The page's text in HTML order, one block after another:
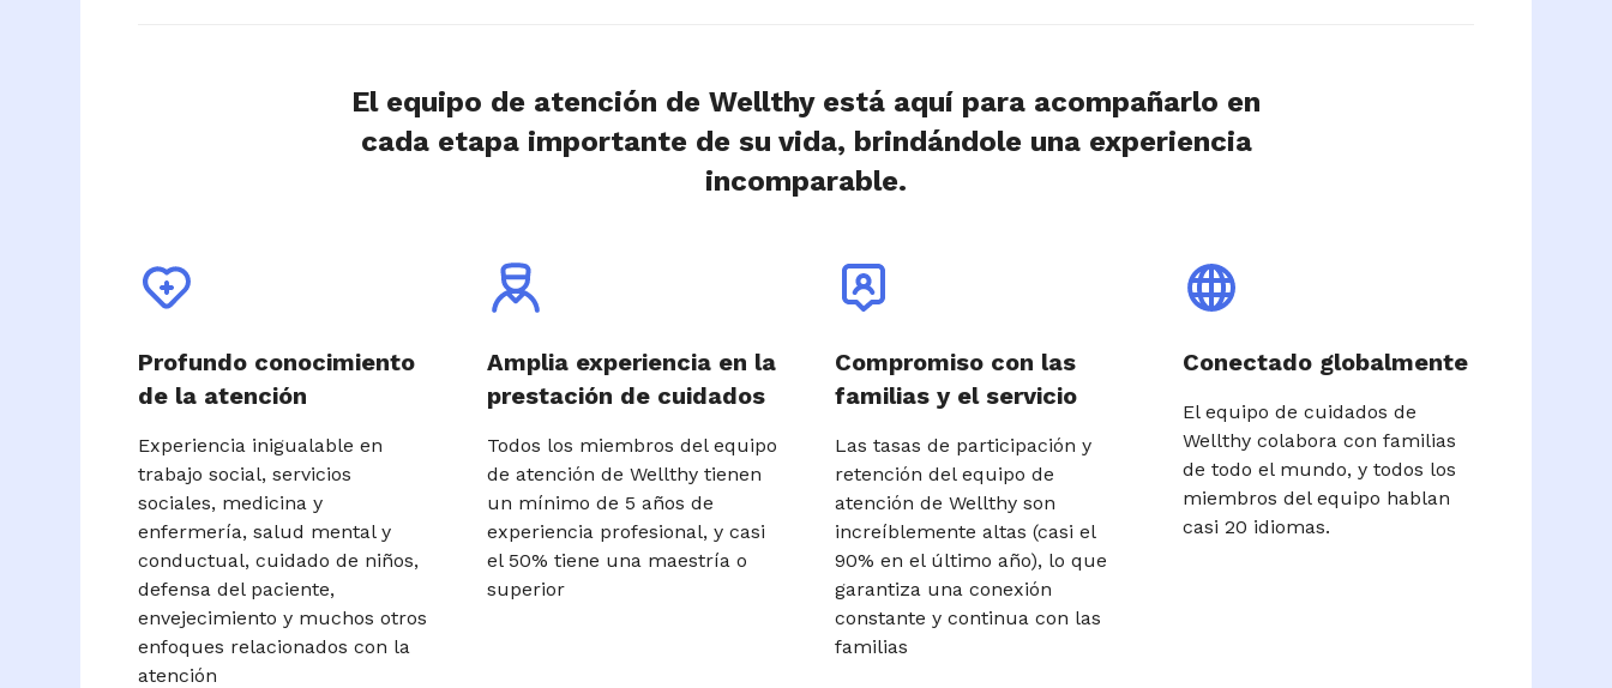
El equipo de atención de Wellthy está aquí para acompañarlo en
cada etapa importante de su vida, brindándole una experiencia
incomparable.
Profundo conocimiento
de la atención
Experiencia inigualable en
trabajo social, servicios
sociales, medicina y
enfermería, salud mental y
conductual, cuidado de niños,
defensa del paciente,
envejecimiento y muchos otros
enfoques relacionados con la
atención
Amplia experiencia en la
prestación de cuidados
Todos los miembros del equipo
de atención de Wellthy tienen
un mínimo de 5 años de
experiencia profesional, y casi
el 50% tiene una maestría o
superior
Compromiso con las
familias y el servicio
Las tasas de participación y
retención del equipo de
atención de Wellthy son
increíblemente altas (casi el
90% en el último año), lo que
garantiza una conexión
constante y continua con las
familias
Conectado globalmente
El equipo de cuidados de
Wellthy colabora con familias
de todo el mundo, y todos los
miembros del equipo hablan
casi 20 idiomas.